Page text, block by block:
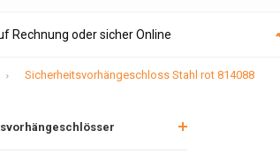
Rechnung oder sicher Online
Sicherheitsvorhängeschloss Stahl rot 814088